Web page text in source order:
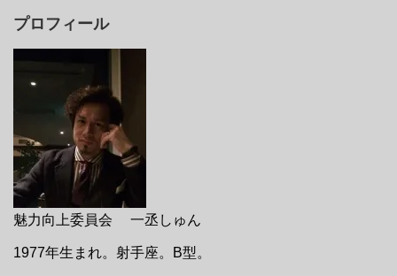
プロフィール
魅力向上委員会 一丞しゅん
1977年生まれ。射手座。B型。